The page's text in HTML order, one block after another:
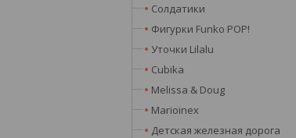
Солдатики
Фигурки Funko POP!
Уточки Lilalu
Cubika
Melissa & Doug
Marioinex
Детская железная дорога